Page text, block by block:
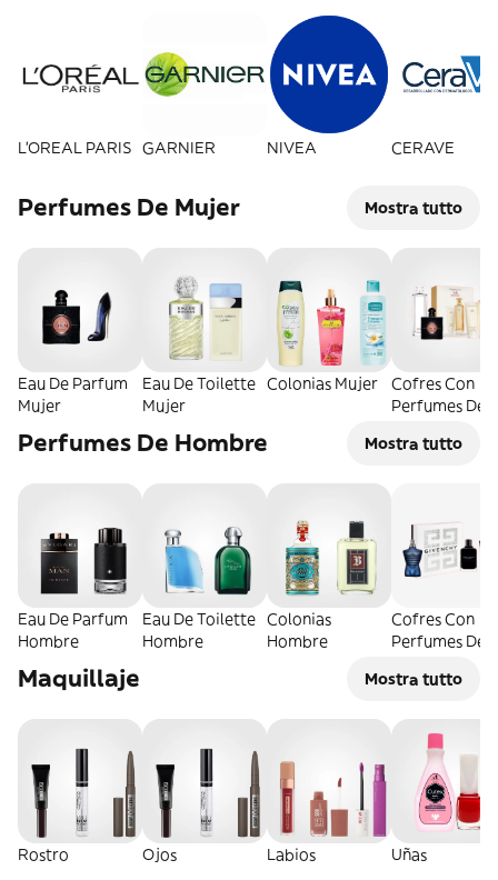
L'OREAL PARIS GARNIER NIVEA CERAVE
Perfumes De Mujer Mostra tutto
Eau De Parfum
Mujer
Eau De Toilette
Mujer
Colonias Mujer
Cofres Con
Perfumes De
Perfumes De Hombre Mostra tutto
Eau De Parfum
Hombre
Eau De Toilette
Hombre
Colonias
Hombre
Cofres Con
Perfumes De
Maquillaje Mostra tutto
Rostro Ojos Labios Uñas